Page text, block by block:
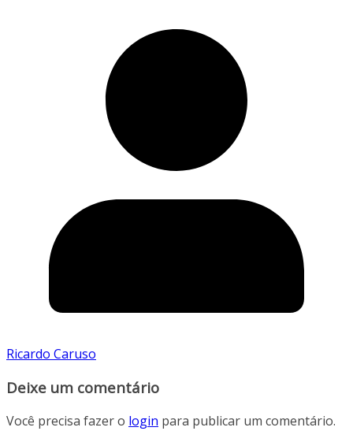
Ricardo Caruso
Deixe um comentário
Você precisa fazer o login para publicar um comentário.